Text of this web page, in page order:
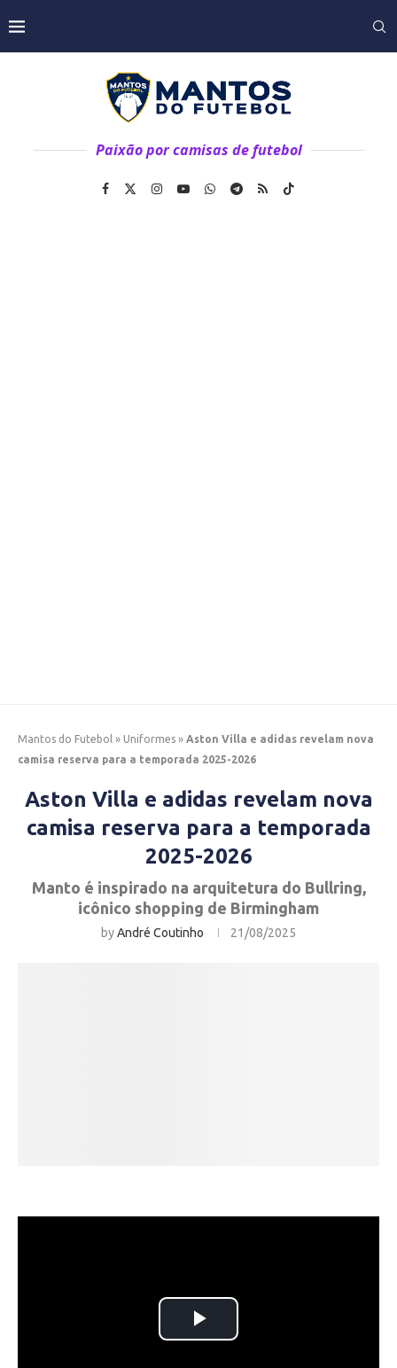
Paixão por camisas de futebol
Mantos do Futebol » Uniformes » Aston Villa e adidas revelam nova
camisa reserva para a temporada 2025-2026
Aston Villa e adidas revelam nova
camisa reserva para a temporada
2025-2026
Manto é inspirado na arquitetura do Bullring,
icônico shopping de Birmingham
byAndré Coutinho 21/08/2025